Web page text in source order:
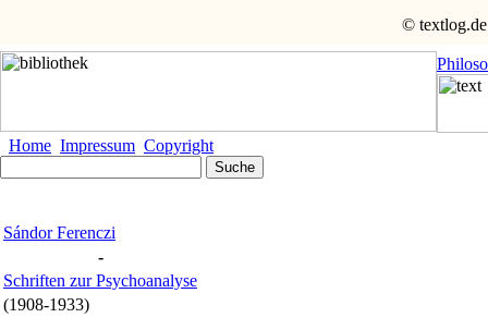
© textlog.de
Home Impressum Copyright
Sándor Ferenczi
-
Schriften zur Psychoanalyse
(1908-1933)